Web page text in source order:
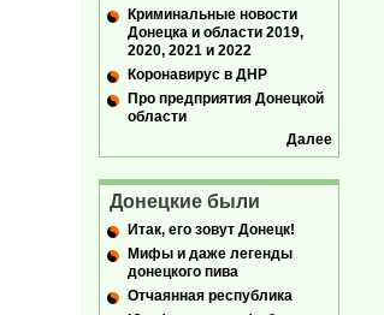
Криминальные новости
Донецка и области 2019,
2020, 2021 и 2022
Коронавирус в ДНР
Про предприятия Донецкой
области
Далее
Донецкие были
Итак, его зовут Донецк!
Мифы и даже легенды
донецкого пива
Отчаянная республика